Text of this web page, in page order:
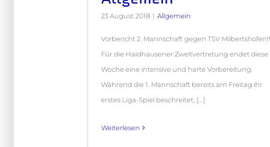
23 August 2018 | Allgemein
Vorbericht 2. Mannschaft gegen TSV Milbertshofen!!
Für die Haidhausener Zweitvertretung endet diese
Woche eine intensive und harte Vorbereitung.
Während die 1. Mannschaft bereits am Freitag ihr
erstes Liga-Spiel beschreitet, [...]
Weiterlesen